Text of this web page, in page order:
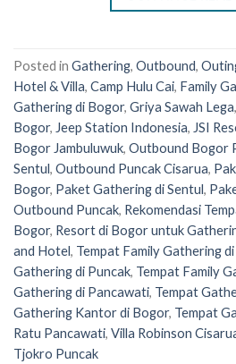
Posted in Gathering, Outbound,
Hotel & Villa, Camp Hulu Cai, Family
Gathering di Bogor, Griya Sawah Lega,
Bogor, Jeep Station Indonesia, JSI
Bogor Jambuluwuk, Outbound Bogor
Sentul, Outbound Puncak Cisarua,
Bogor, Paket Gathering di Sentul,
Outbound Puncak, Rekomendasi
Bogor, Resort di Bogor untuk
and Hotel, Tempat Family Gathering
Gathering di Puncak, Tempat Family
Gathering di Pancawati, Tempat
Gathering Kantor di Bogor, Tempat
Ratu Pancawati, Villa Robinson
Tjokro Puncak